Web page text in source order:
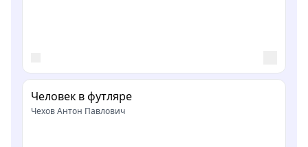
Человек в футляре
Чехов Антон Павлович